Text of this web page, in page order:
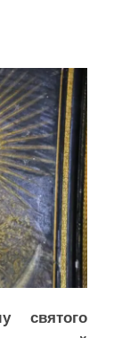
святого